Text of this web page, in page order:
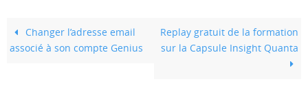
Changer l’adresse email
associé à son compte Genius
Replay gratuit de la formation
sur la Capsule Insight Quanta